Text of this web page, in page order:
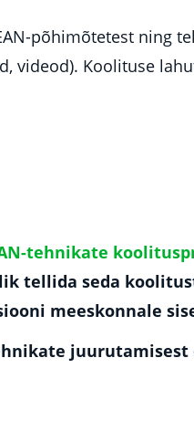
põhimõtetest ning
videod). Koolituse
tehnikate
tellida seda
meeskonnale